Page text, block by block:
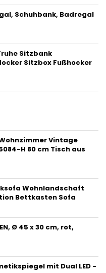
Schuhbank, Badregal
Sitzbank
Sitzbox Fußhocker
Vintage
H 80 cm Tisch aus
Wohnlandschaft
Bettkasten Sofa
Ø 45 x 30 cm, rot,
mit Dual LED -